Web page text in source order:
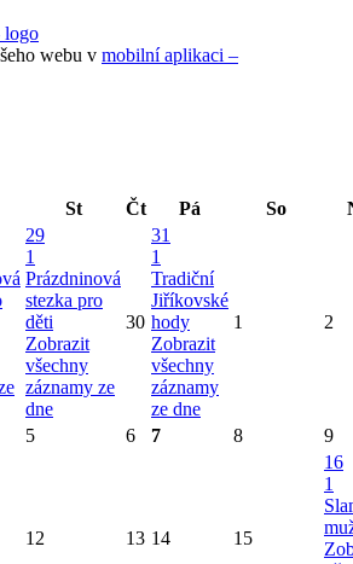
webu v mobilní aplikaci –
St Čt Pá So
29
1
Prázdninová
stezka pro
děti
Zobrazit
všechny
záznamy ze
dne
30
31
1
Tradiční
Jiříkovské
hody
Zobrazit
všechny
záznamy
ze dne
1 2
5 6 7 8 9
12 13 14 15
16
1